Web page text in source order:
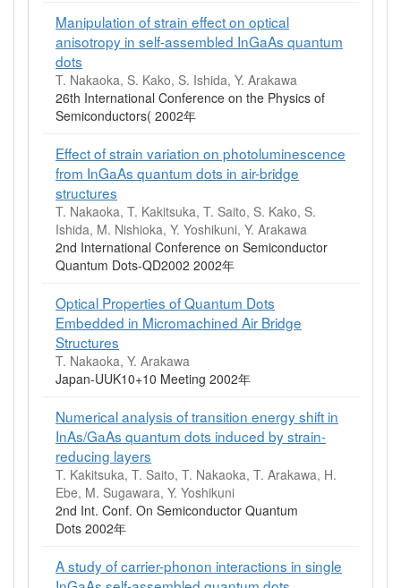
Manipulation of strain effect on optical
anisotropy in self-assembled InGaAs quantum
dots
T. Nakaoka, S. Kako, S. Ishida, Y. Arakawa
26th International Conference on the Physics of
Semiconductors( 2002年
Effect of strain variation on photoluminescence
from InGaAs quantum dots in air-bridge
structures
T. Nakaoka, T. Kakitsuka, T. Saito, S. Kako, S.
Ishida, M. Nishioka, Y. Yoshikuni, Y. Arakawa
2nd International Conference on Semiconductor
Quantum Dots-QD2002 2002年
Optical Properties of Quantum Dots
Embedded in Micromachined Air Bridge
Structures
T. Nakaoka, Y. Arakawa
Japan-UUK10+10 Meeting 2002年
Numerical analysis of transition energy shift in
InAs/GaAs quantum dots induced by strain-
reducing layers
T. Kakitsuka, T. Saito, T. Nakaoka, T. Arakawa, H.
Ebe, M. Sugawara, Y. Yoshikuni
2nd Int. Conf. On Semiconductor Quantum
Dots 2002年
A study of carrier-phonon interactions in single